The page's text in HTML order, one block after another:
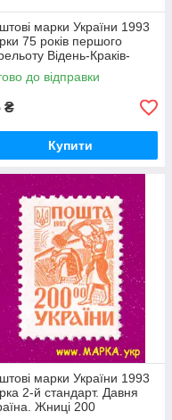
марки України 1993
75 років першого
Відень-Краків-
Київ СЕРІЯ Герб на
до відправки
₴
Купити
марки України 1993
2-й стандарт. Давня
Жниці 200